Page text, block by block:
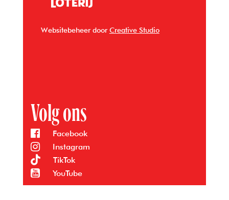
Websitebeheer doorCreative Studio
Volg ons
Facebook
Instagram
TikTok
YouTube